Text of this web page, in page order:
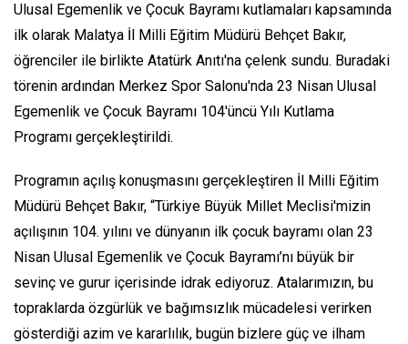
Ulusal Egemenlik ve Çocuk Bayramı kutlamaları kapsamında
ilk olarak Malatya İl Milli Eğitim Müdürü Behçet Bakır,
öğrenciler ile birlikte Atatürk Anıtı'na çelenk sundu. Buradaki
törenin ardından Merkez Spor Salonu'nda 23 Nisan Ulusal
Egemenlik ve Çocuk Bayramı 104'üncü Yılı Kutlama
Programı gerçekleştirildi.
Programın açılış konuşmasını gerçekleştiren İl Milli Eğitim
Müdürü Behçet Bakır, “Türkiye Büyük Millet Meclisi'mizin
açılışının 104. yılını ve dünyanın ilk çocuk bayramı olan 23
Nisan Ulusal Egemenlik ve Çocuk Bayramı’nı büyük bir
sevinç ve gurur içerisinde idrak ediyoruz. Atalarımızın, bu
topraklarda özgürlük ve bağımsızlık mücadelesi verirken
gösterdiği azim ve kararlılık, bugün bizlere güç ve ilham